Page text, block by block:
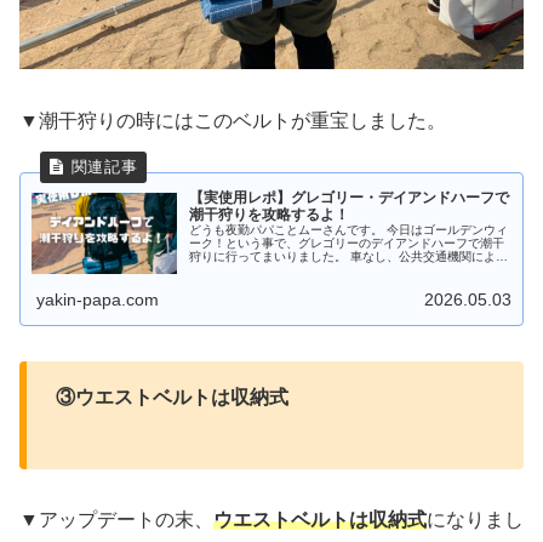
▼潮干狩りの時にはこのベルトが重宝しました。
【実使用レポ】グレゴリー・デイアンドハーフで
潮干狩りを攻略するよ！
どうも夜勤パパことムーさんです。 今日はゴールデンウィ
ーク！という事で、グレゴリーのデイアンドハーフで潮干
狩りに行ってまいりました。 車なし、公共交通機関による
yakin-papa.com 2026.05.03
③ウエストベルトは収納式
▼アップデートの末、 ウエストベルトは収納式になりまし